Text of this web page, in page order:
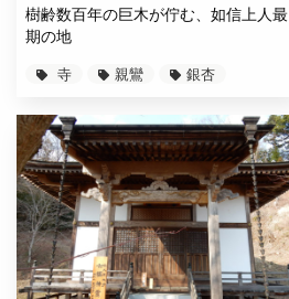
樹齢数百年の巨木が佇む、如信上人最
期の地
寺 親鸞 銀杏